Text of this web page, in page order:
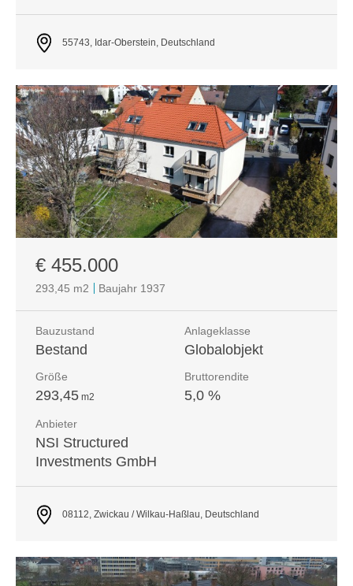
55743, Idar-Oberstein, Deutschland
€ 455.000
293,45 m2 Baujahr 1937
Bauzustand
Bestand
Anlageklasse
Globalobjekt
Größe
293,45 m2
Bruttorendite
5,0 %
Anbieter
NSI Structured
Investments GmbH
08112, Zwickau / Wilkau-Haßlau, Deutschland